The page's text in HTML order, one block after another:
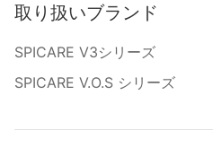
取り扱いブランド
SPICARE V3シリーズ
SPICARE V.O.S シリーズ